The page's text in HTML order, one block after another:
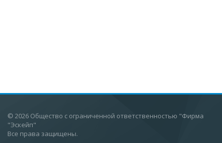
© 2026 Общество с ограниченной ответственностью "Фирма
"Эскейп"
Все права защищены.